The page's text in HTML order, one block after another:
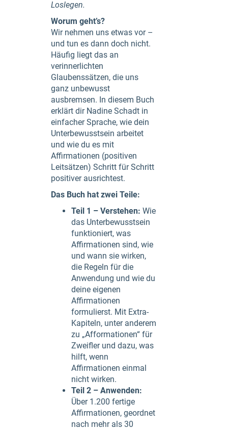
Loslegen.
Worum geht’s?
Wir nehmen uns etwas vor –
und tun es dann doch nicht.
Häufig liegt das an
verinnerlichten
Glaubenssätzen, die uns
ganz unbewusst
ausbremsen. In diesem Buch
erklärt dir Nadine Schadt in
einfacher Sprache, wie dein
Unterbewusstsein arbeitet
und wie du es mit
Affirmationen (positiven
Leitsätzen) Schritt für Schritt
positiver ausrichtest.
Das Buch hat zwei Teile:
Teil 1 – Verstehen: Wie
das Unterbewusstsein
funktioniert, was
Affirmationen sind, wie
und wann sie wirken,
die Regeln für die
Anwendung und wie du
deine eigenen
Affirmationen
formulierst. Mit Extra-
Kapiteln, unter anderem
zu „Afformationen“ für
Zweifler und dazu, was
hilft, wenn
Affirmationen einmal
nicht wirken.
Teil 2 – Anwenden:
Über 1.200 fertige
Affirmationen, geordnet
nach mehr als 30